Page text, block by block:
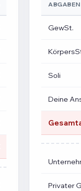
ABGABEN
GewSt.
Soli
Deine
Privater